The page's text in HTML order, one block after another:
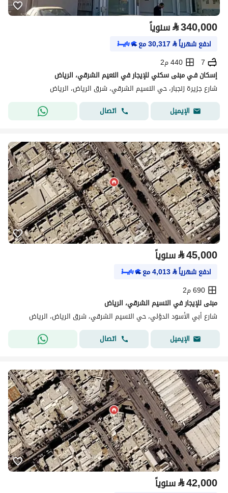
⃁340,000 سنوياً
ادفع شهرياً⃁
30,317مع
7
440 م2
إسكان فـي مبنى سكني للإيجار في النعيم الشرقي، الرياض
شارع جزيرة زنجبار، حي النسيم الشرقي، شرق الرياض، الرياض
الإيميل
اتصال
⃁45,000 سنوياً
ادفع شهرياً⃁
4,013مع
690 م2
مبنى للإيجار في النسيم الشرقي، الرياض
شارع أبي الأسود الدؤلي، حي النسيم الشرقي، شرق الرياض، الرياض
الإيميل
اتصال
⃁42,000 سنوياً